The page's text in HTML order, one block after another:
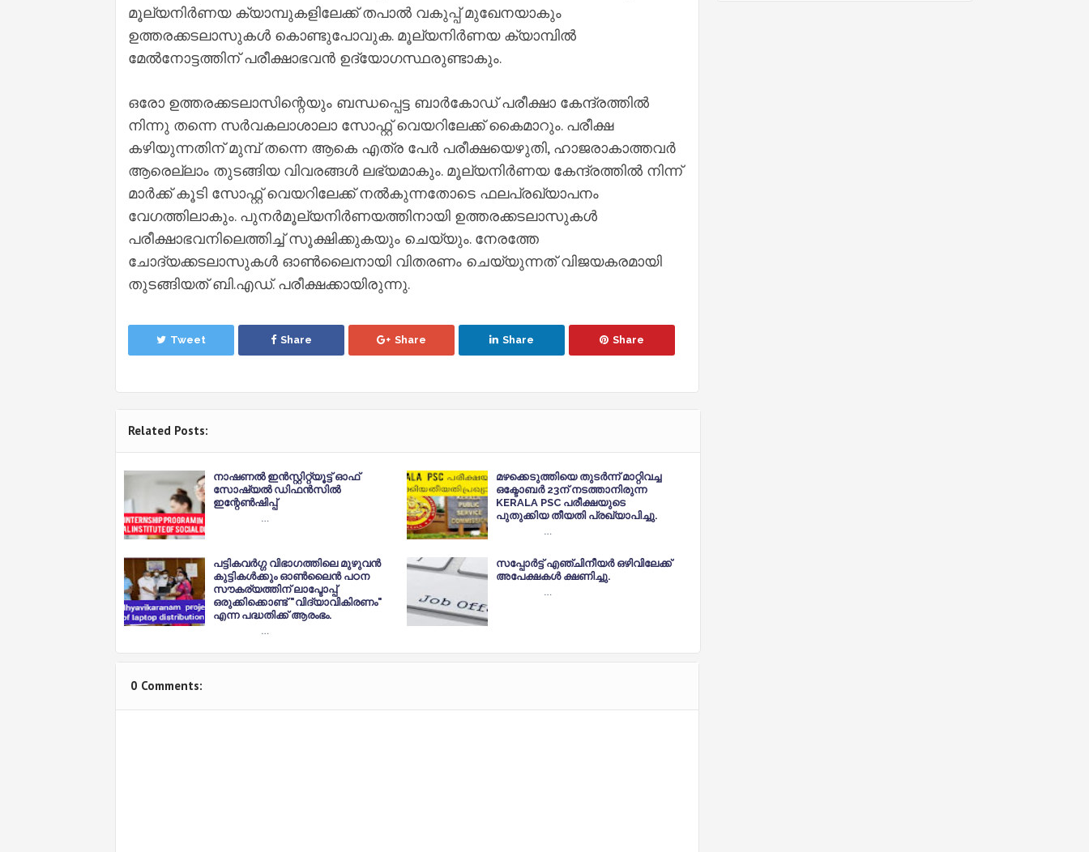
മൂല്യനിര്‍ണയ ക്യാമ്പുകളിലേക്ക് തപാല്‍ വകുപ്പ് മുഖേനയാകും
ഉത്തരക്കടലാസുകള്‍ കൊണ്ടുപോവുക. മൂല്യനിര്‍ണയ ക്യാമ്പില്‍
മേല്‍നോട്ടത്തിന് പരീക്ഷാഭവന്‍ ഉദ്യോഗസ്ഥരുണ്ടാകും.
ഒരോ ഉത്തരക്കടലാസിന്റെയും ബന്ധപ്പെട്ട ബാര്‍കോഡ് പരീക്ഷാ കേന്ദ്രത്തില്‍
നിന്നു തന്നെ സര്‍വകലാശാലാ സോഫ്റ്റ് വെയറിലേക്ക് കൈമാറും. പരീക്ഷ
കഴിയുന്നതിന് മുമ്പ് തന്നെ ആകെ എത്ര പേര്‍ പരീക്ഷയെഴുതി, ഹാജരാകാത്തവര്‍
ആരെല്ലാം തുടങ്ങിയ വിവരങ്ങള്‍ ലഭ്യമാകും. മൂല്യനിര്‍ണയ കേന്ദ്രത്തില്‍ നിന്ന്
മാര്‍ക്ക് കൂടി സോഫ്റ്റ് വെയറിലേക്ക് നല്‍കുന്നതോടെ ഫലപ്രഖ്യാപനം
വേഗത്തിലാകും. പുനര്‍മൂല്യനിര്‍ണയത്തിനായി ഉത്തരക്കടലാസുകള്‍
പരീക്ഷാഭവനിലെത്തിച്ച് സൂക്ഷിക്കുകയും ചെയ്യും. നേരത്തേ
ചോദ്യക്കടലാസുകള്‍ ഓണ്‍ലൈനായി വിതരണം ചെയ്യുന്നത് വിജയകരമായി
തുടങ്ങിയത് ബി.എഡ്. പരീക്ഷക്കായിരുന്നു.
Tweet Share Share Share Share
Related Posts:
നാഷണല്‍ ഇന്‍സ്റ്റിറ്റ്യൂട്ട് ഓഫ്
സോഷ്യല്‍ ഡിഫന്‍സില്‍
ഇന്റേണ്‍ഷിപ്പ്
…
മഴക്കെടുത്തിയെ തുടർന്ന് മാറ്റിവച്ച
ഒക്ടോബർ 23ന് നടത്താനിരുന്ന
KERALA PSC പരീക്ഷയുടെ
പുതുക്കിയ തീയതി പ്രഖ്യാപിച്ചു.
…
പട്ടികവര്‍ഗ്ഗ വിഭാഗത്തിലെ മുഴുവന്‍
കുട്ടികൾക്കും ഓൺലൈൻ പഠന
സൗകര്യത്തിന് ലാപ്ടോപ്പ്
ഒരുക്കിക്കൊണ്ട് "വിദ്യാവികിരണം"
എന്ന പദ്ധതിക്ക് ആരംഭം.
…
സപ്പോർട്ട് എഞ്ചിനീയർ ഒഴിവിലേക്ക്
അപേക്ഷകൾ ക്ഷണിച്ചു.
…
0 Comments: